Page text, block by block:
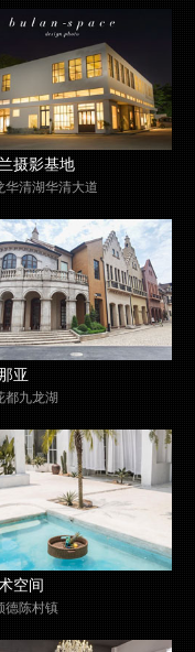
摄影基地
华清湖华清大道
亚
都九龙湖
空间
德陈村镇